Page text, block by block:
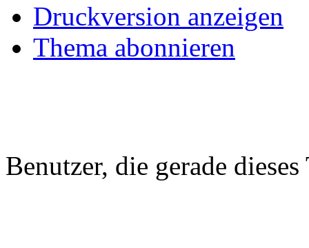
Druckversion anzeigen
Thema abonnieren
Benutzer, die gerade